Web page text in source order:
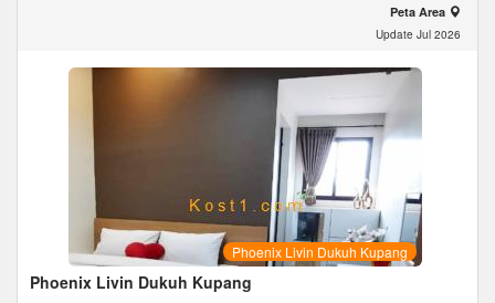
Peta Area
Update Jul 2026
Phoenix Livin Dukuh Kupang
Phoenix Livin Dukuh Kupang